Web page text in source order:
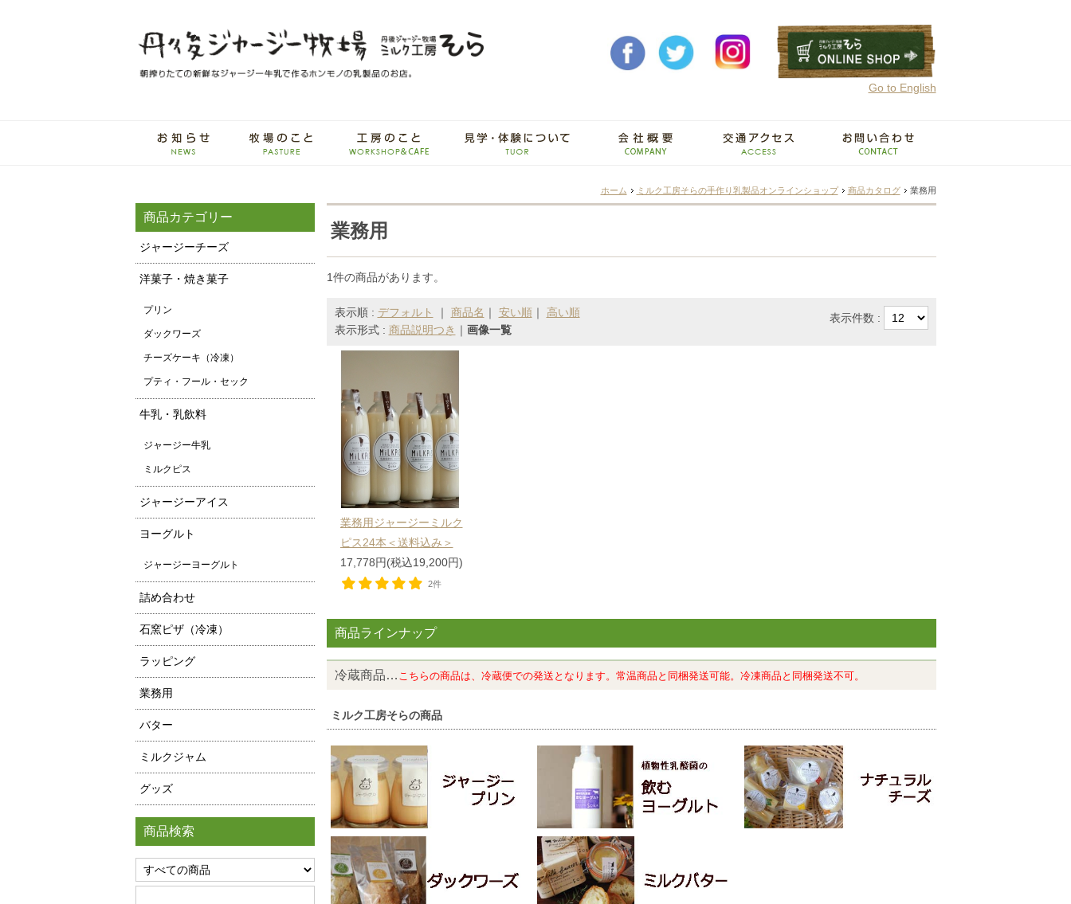
Go to English
ホーム ミルク工房そらの手作り乳製品オンラインショップ 商品カタログ 業務用
業務用
1件の商品があります。
表示順 : デフォルト ｜ 商品名 ｜ 安い順｜ 高い順
表示形式 : 商品説明つき ｜ 画像一覧
表示件数 :
業務用ジャージーミルク
ピス24本＜送料込み＞
17,778円(税込19,200円)
2件
商品ラインナップ
冷蔵商品… こちらの商品は、冷蔵便での発送となります。常温商品と同梱発送可能。冷凍商品と同梱発送不可。
ミルク工房そらの商品
商品カテゴリー
ジャージーチーズ
洋菓子・焼き菓子
プリン
ダックワーズ
チーズケーキ（冷凍）
プティ・フール・セック
牛乳・乳飲料
ジャージー牛乳
ミルクピス
ジャージーアイス
ヨーグルト
ジャージーヨーグルト
詰め合わせ
石窯ピザ（冷凍）
ラッピング
業務用
バター
ミルクジャム
グッズ
商品検索